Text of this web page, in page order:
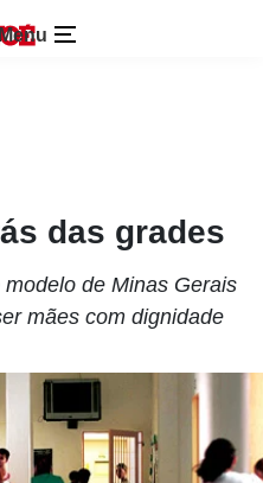
das grades
de Minas Gerais
mães com dignidade